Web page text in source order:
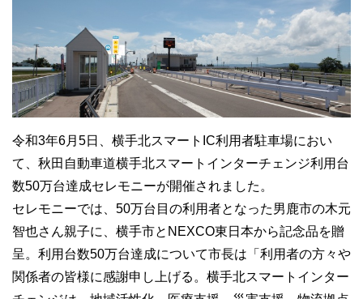
令和3年6月5日、横手北スマートIC利用者駐車場におい
て、秋田自動車道横手北スマートインターチェンジ利用台
数50万台達成セレモニーが開催されました。
セレモニーでは、50万台目の利用者となった男鹿市の木元
智也さん親子に、横手市とNEXCO東日本から記念品を贈
呈。利用台数50万台達成について市長は「利用者の方々や
関係者の皆様に感謝申し上げる。横手北スマートインター